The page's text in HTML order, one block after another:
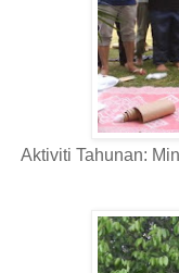
Aktiviti Tahunan: